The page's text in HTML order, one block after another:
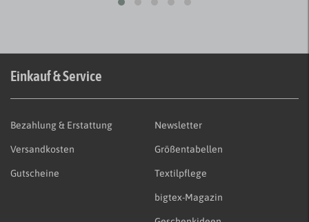
Einkauf & Service
Bezahlung & Erstattung
Versandkosten
Gutscheine
Newsletter
Größentabellen
Textilpflege
bigtex-Magazin